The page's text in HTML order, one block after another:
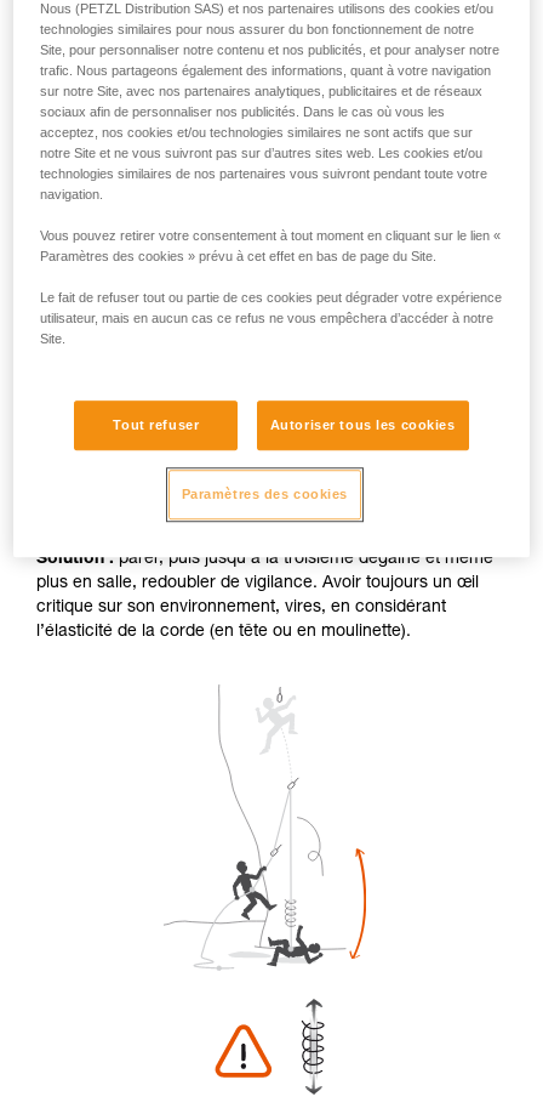
Chute au sol à cause de l'élasticité de la
Solution : parer, puis jusqu’à la troisième dégaine et même
plus en salle, redoubler de vigilance. Avoir toujours un œil
critique sur son environnement, vires, en considérant
l’élasticité de la corde (en tête ou en moulinette).
Nous (PETZL Distribution SAS) et nos partenaires utilisons des cookies et/ou
technologies similaires pour nous assurer du bon fonctionnement de notre
Site, pour personnaliser notre contenu et nos publicités, et pour analyser notre
trafic. Nous partageons également des informations, quant à votre navigation
sur notre Site, avec nos partenaires analytiques, publicitaires et de réseaux
sociaux afin de personnaliser nos publicités. Dans le cas où vous les
acceptez, nos cookies et/ou technologies similaires ne sont actifs que sur
notre Site et ne vous suivront pas sur d’autres sites web. Les cookies et/ou
technologies similaires de nos partenaires vous suivront pendant toute votre
navigation.
Vous pouvez retirer votre consentement à tout moment en cliquant sur le lien «
Paramètres des cookies » prévu à cet effet en bas de page du Site.
Le fait de refuser tout ou partie de ces cookies peut dégrader votre expérience
utilisateur, mais en aucun cas ce refus ne vous empêchera d’accéder à notre
Site.
Tout refuser Autoriser tous les cookies
Paramètres des cookies